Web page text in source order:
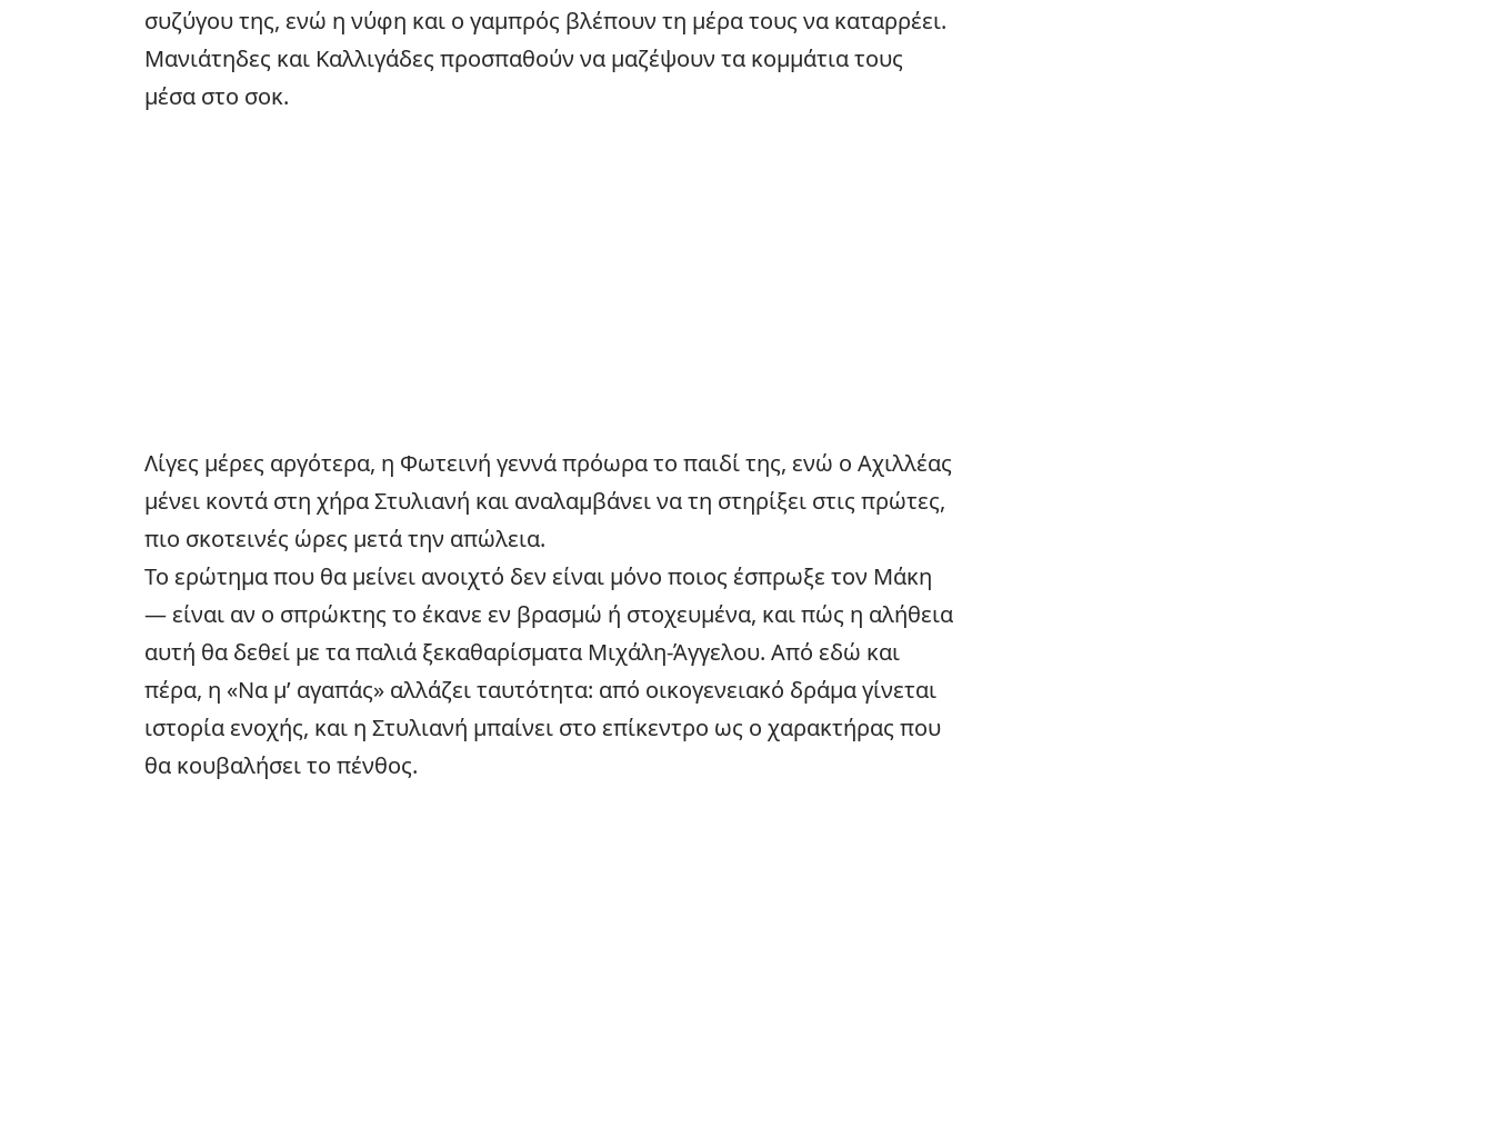
συζύγου της, ενώ η νύφη και ο γαμπρός βλέπουν τη μέρα τους να καταρρέει.
Μανιάτηδες και Καλλιγάδες προσπαθούν να μαζέψουν τα κομμάτια τους
μέσα στο σοκ.
Λίγες μέρες αργότερα, η Φωτεινή γεννά πρόωρα το παιδί της, ενώ ο Αχιλλέας
μένει κοντά στη χήρα Στυλιανή και αναλαμβάνει να τη στηρίξει στις πρώτες,
πιο σκοτεινές ώρες μετά την απώλεια.
Το ερώτημα που θα μείνει ανοιχτό δεν είναι μόνο ποιος έσπρωξε τον Μάκη
— είναι αν ο σπρώκτης το έκανε εν βρασμώ ή στοχευμένα, και πώς η αλήθεια
αυτή θα δεθεί με τα παλιά ξεκαθαρίσματα Μιχάλη-Άγγελου. Από εδώ και
πέρα, η «Να μ’ αγαπάς» αλλάζει ταυτότητα: από οικογενειακό δράμα γίνεται
ιστορία ενοχής, και η Στυλιανή μπαίνει στο επίκεντρο ως ο χαρακτήρας που
θα κουβαλήσει το πένθος.